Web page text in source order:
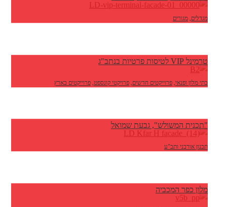
מגדלים, מגורים
טרמינל VIP לטיסות פרטיות בנתב"ג
בתי מלון ופנאי, פרוייקטים חדשים, פרויקטי קונספט, פרוייקטים בארץ
"תכנית המשולש", גבעת שמואל
תכנון אורבני ותב"ע
מלון כפר המכביה